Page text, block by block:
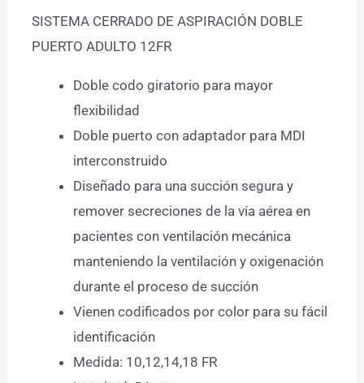
SISTEMA CERRADO DE ASPIRACIÓN DOBLE
PUERTO ADULTO 12FR
Doble codo giratorio para mayor
flexibilidad
Doble puerto con adaptador para MDI
interconstruido
Diseñado para una succión segura y
remover secreciones de la vía aérea en
pacientes con ventilación mecánica
manteniendo la ventilación y oxigenación
durante el proceso de succión
Vienen codificados por color para su fácil
identificación
Medida: 10,12,14,18 FR